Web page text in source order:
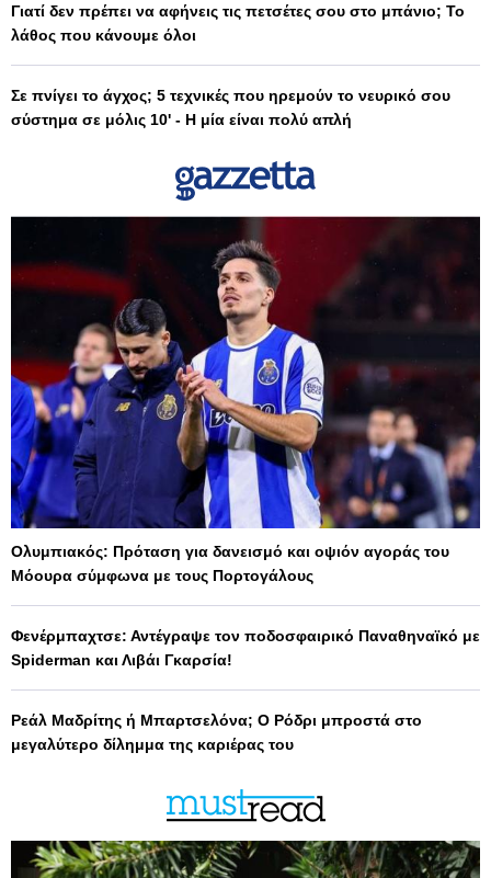
Γιατί δεν πρέπει να αφήνεις τις πετσέτες σου στο μπάνιο; Το
λάθος που κάνουμε όλοι
Σε πνίγει το άγχος; 5 τεχνικές που ηρεμούν το νευρικό σου
σύστημα σε μόλις 10' - Η μία είναι πολύ απλή
Ολυμπιακός: Πρόταση για δανεισμό και οψιόν αγοράς του
Μόουρα σύμφωνα με τους Πορτογάλους
Φενέρμπαχτσε: Αντέγραψε τον ποδοσφαιρικό Παναθηναϊκό με
Spiderman και Λιβάι Γκαρσία!
Ρεάλ Μαδρίτης ή Μπαρτσελόνα; Ο Ρόδρι μπροστά στο
μεγαλύτερο δίλημμα της καριέρας του